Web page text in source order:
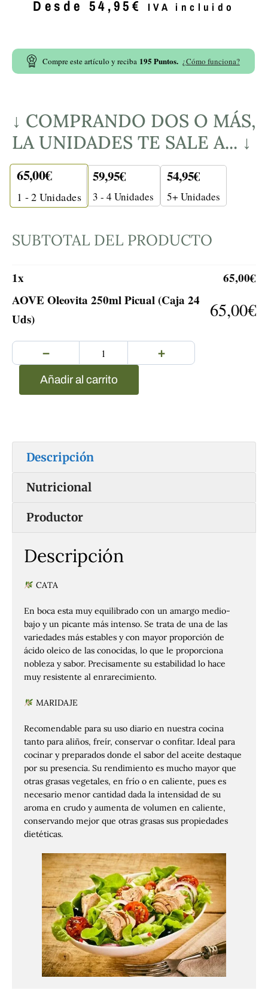
Desde 54,95€ IVA incluido
Compre este artículo y reciba 195 Puntos. ¿Cómo funciona?
↓ COMPRANDO DOS O MÁS,
LA UNIDADES TE SALE A... ↓
65,00€
1 - 2 Unidades
59,95€
3 - 4 Unidades
54,95€
5+ Unidades
SUBTOTAL DEL PRODUCTO
1x 65,00€
AOVE Oleovita 250ml Picual (Caja 24
Uds)
65,00€
− +
Añadir al carrito
Descripción
Nutricional
Productor
Descripción
CATA
En boca esta muy equilibrado con un amargo medio-
bajo y un picante más intenso. Se trata de una de las
variedades más estables y con mayor proporción de
ácido oleico de las conocidas, lo que le proporciona
nobleza y sabor. Precisamente su estabilidad lo hace
muy resistente al enrarecimiento.
MARIDAJE
Recomendable para su uso diario en nuestra cocina
tanto para aliños, freír, conservar o confitar. Ideal para
cocinar y preparados donde el sabor del aceite destaque
por su presencia. Su rendimiento es mucho mayor que
otras grasas vegetales, en frío o en caliente, pues es
necesario menor cantidad dada la intensidad de su
aroma en crudo y aumenta de volumen en caliente,
conservando mejor que otras grasas sus propiedades
dietéticas.